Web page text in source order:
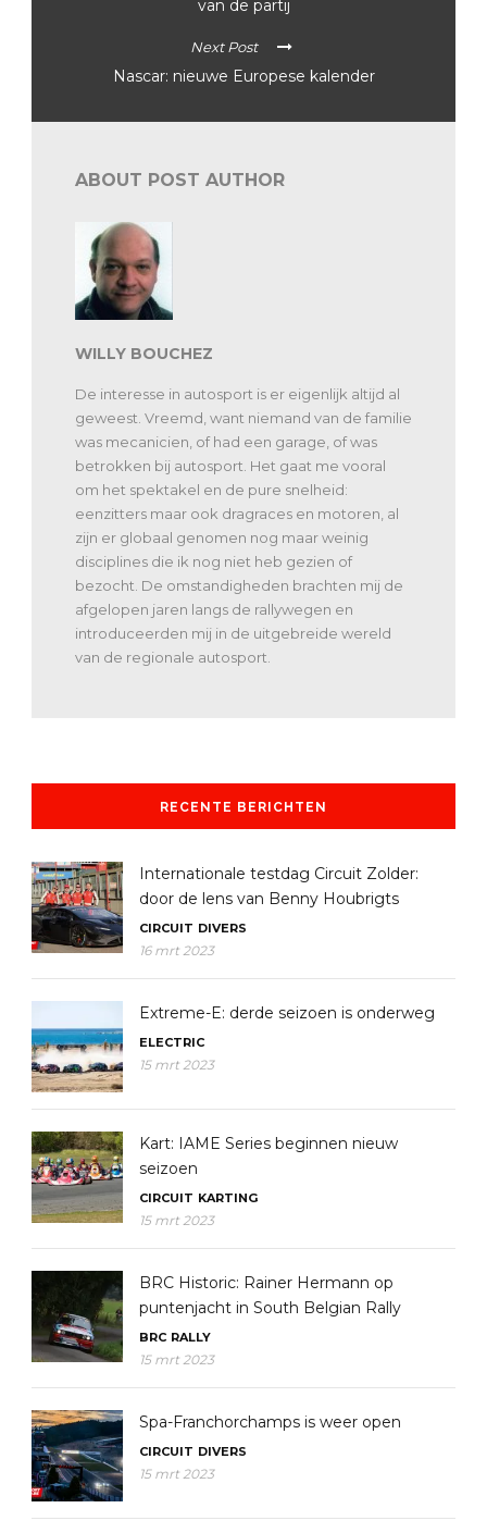
van de partij
Next Post
Nascar: nieuwe Europese kalender
ABOUT POST AUTHOR
WILLY BOUCHEZ
De interesse in autosport is er eigenlijk altijd al
geweest. Vreemd, want niemand van de familie
was mecanicien, of had een garage, of was
betrokken bij autosport. Het gaat me vooral
om het spektakel en de pure snelheid:
eenzitters maar ook dragraces en motoren, al
zijn er globaal genomen nog maar weinig
disciplines die ik nog niet heb gezien of
bezocht. De omstandigheden brachten mij de
afgelopen jaren langs de rallywegen en
introduceerden mij in de uitgebreide wereld
van de regionale autosport.
RECENTE BERICHTEN
Internationale testdag Circuit Zolder:
door de lens van Benny Houbrigts
CIRCUIT DIVERS
16 mrt 2023
Extreme-E: derde seizoen is onderweg
ELECTRIC
15 mrt 2023
Kart: IAME Series beginnen nieuw
seizoen
CIRCUIT KARTING
15 mrt 2023
BRC Historic: Rainer Hermann op
puntenjacht in South Belgian Rally
BRC RALLY
15 mrt 2023
Spa-Franchorchamps is weer open
CIRCUIT DIVERS
15 mrt 2023